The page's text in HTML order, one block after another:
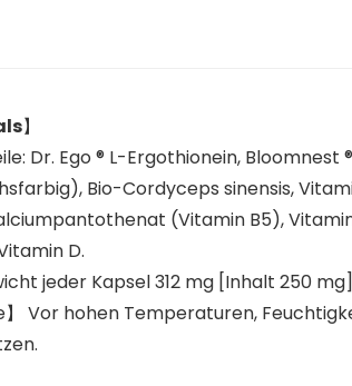
】
Dr. Ego ® L-Ergothionein, Bloomnest
Bio-Cordyceps sinensis,
(Vitamin B5),
D.
jeder Kapsel 312 mg [Inhalt 250
】 Vor hohen Temperaturen,